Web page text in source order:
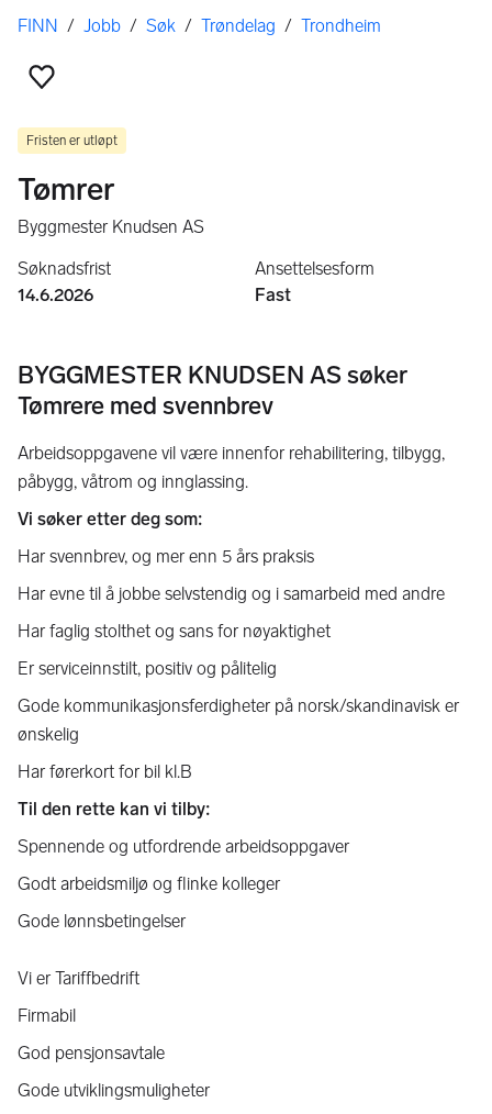
Her er du
FINN / Jobb / Søk / Trøndelag / Trondheim
Fristen er utløpt
Tømrer
Byggmester Knudsen AS
Søknadsfrist
14.6.2026
Ansettelsesform
Fast
BYGGMESTER KNUDSEN AS søker
Tømrere med svennbrev
Arbeidsoppgavene vil være innenfor rehabilitering, tilbygg,
påbygg, våtrom og innglassing.
Vi søker etter deg som:
Har svennbrev, og mer enn 5 års praksis
Har evne til å jobbe selvstendig og i samarbeid med andre
Har faglig stolthet og sans for nøyaktighet
Er serviceinnstilt, positiv og pålitelig
Gode kommunikasjonsferdigheter på norsk/skandinavisk er
ønskelig
Har førerkort for bil kl.B
Til den rette kan vi tilby:
Spennende og utfordrende arbeidsoppgaver
Godt arbeidsmiljø og flinke kolleger
Gode lønnsbetingelser
Vi er Tariffbedrift
Firmabil
God pensjonsavtale
Gode utviklingsmuligheter